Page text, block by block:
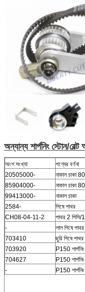
অন্যান্য শার্পনিং স্টোন/
অংশ সংখ্যা পণ্যের বর্ণনা
20505000-
নাকাল চাকা
85904000-
নাকাল চাকা
99413000-
নাকাল চাকা
2584-
পিষে পাথর
CH08-04-11-2
পাথর 2 পিসি/
-
লাল পিষে পাথর
703410
ছুরি পিষে পাথর
703920
P150
704627
P150
-
P150